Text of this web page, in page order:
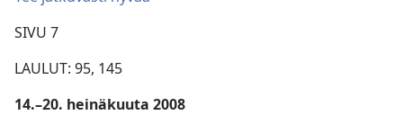
SIVU 7
LAULUT: 95, 145
14.–20. heinäkuuta 2008